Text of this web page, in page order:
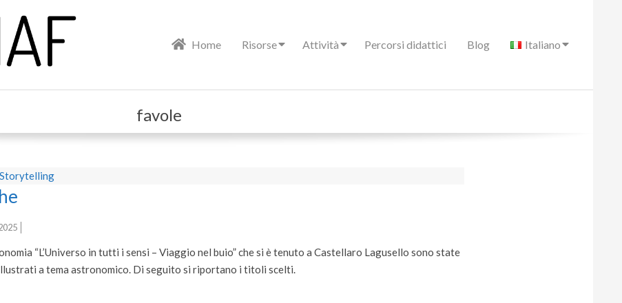
Home Risorse Attività Percorsi didattici Blog Italiano
favole
Storytelling
“L’Universo in tutti i sensi – Viaggio nel buio” che si è tenuto a Castellaro Lagusello sono state
illustrati a tema astronomico. Di seguito si riportano i titoli scelti.